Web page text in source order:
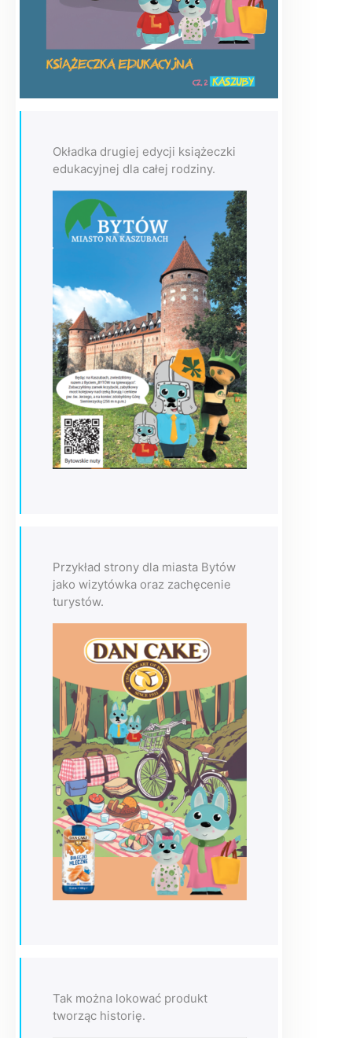
Okładka drugiej edycji książeczki
edukacyjnej dla całej rodziny.
Przykład strony dla miasta Bytów
jako wizytówka oraz zachęcenie
turystów.
Tak można lokować produkt
tworząc historię.